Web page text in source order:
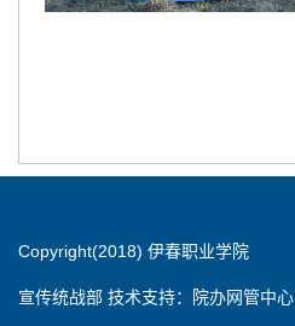
Copyright(2018) 伊春职业学院
宣传统战部 技术支持：院办网管中心